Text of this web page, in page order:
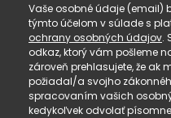
Vaše osobné údaje (email)
týmto účelom v súlade s
ochrany osobných údajov.
odkaz, ktorý vám pošleme
zároveň prehlasujete, že ak
požiadal/a svojho
spracovaním vašich
kedykoľvek odvolať